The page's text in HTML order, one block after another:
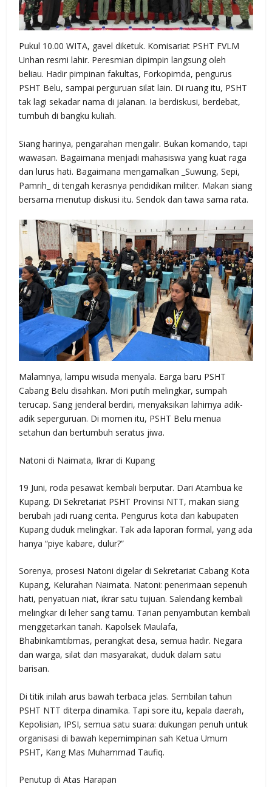
Pukul 10.00 WITA, gavel diketuk. Komisariat PSHT FVLM
Unhan resmi lahir. Peresmian dipimpin langsung oleh
beliau. Hadir pimpinan fakultas, Forkopimda, pengurus
PSHT Belu, sampai perguruan silat lain. Di ruang itu, PSHT
tak lagi sekadar nama di jalanan. Ia berdiskusi, berdebat,
tumbuh di bangku kuliah.
Siang harinya, pengarahan mengalir. Bukan komando, tapi
wawasan. Bagaimana menjadi mahasiswa yang kuat raga
dan lurus hati. Bagaimana mengamalkan _Suwung, Sepi,
Pamrih_ di tengah kerasnya pendidikan militer. Makan siang
bersama menutup diskusi itu. Sendok dan tawa sama rata.
Malamnya, lampu wisuda menyala. Earga baru PSHT
Cabang Belu disahkan. Mori putih melingkar, sumpah
terucap. Sang jenderal berdiri, menyaksikan lahirnya adik-
adik seperguruan. Di momen itu, PSHT Belu menua
setahun dan bertumbuh seratus jiwa.
Natoni di Naimata, Ikrar di Kupang
19 Juni, roda pesawat kembali berputar. Dari Atambua ke
Kupang. Di Sekretariat PSHT Provinsi NTT, makan siang
berubah jadi ruang cerita. Pengurus kota dan kabupaten
Kupang duduk melingkar. Tak ada laporan formal, yang ada
hanya “piye kabare, dulur?”
Sorenya, prosesi Natoni digelar di Sekretariat Cabang Kota
Kupang, Kelurahan Naimata. Natoni: penerimaan sepenuh
hati, penyatuan niat, ikrar satu tujuan. Salendang kembali
melingkar di leher sang tamu. Tarian penyambutan kembali
menggetarkan tanah. Kapolsek Maulafa,
Bhabinkamtibmas, perangkat desa, semua hadir. Negara
dan warga, silat dan masyarakat, duduk dalam satu
barisan.
Di titik inilah arus bawah terbaca jelas. Sembilan tahun
PSHT NTT diterpa dinamika. Tapi sore itu, kepala daerah,
Kepolisian, IPSI, semua satu suara: dukungan penuh untuk
organisasi di bawah kepemimpinan sah Ketua Umum
PSHT, Kang Mas Muhammad Taufiq.
Penutup di Atas Harapan